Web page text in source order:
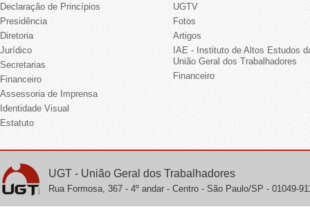
Declaração de Princípios
Presidência
Diretoria
Jurídico
Secretarias
Financeiro
Assessoria de Imprensa
Identidade Visual
Estatuto
UGTV
Fotos
Artigos
IAE - Instituto de Altos Estudos
União Geral dos Trabalhadores
Financeiro
UGT - União Geral dos Trabalhadores
Rua Formosa, 367 - 4º andar - Centro - São Paulo/SP - 01049-